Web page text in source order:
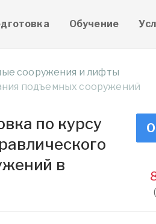
Обучение
сооружения и лифты
подъемных сооружений
по курсу
в